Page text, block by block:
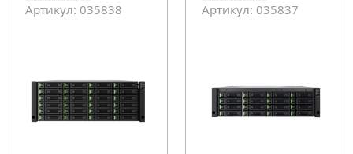
Артикул: 035838
Артикул: 035837